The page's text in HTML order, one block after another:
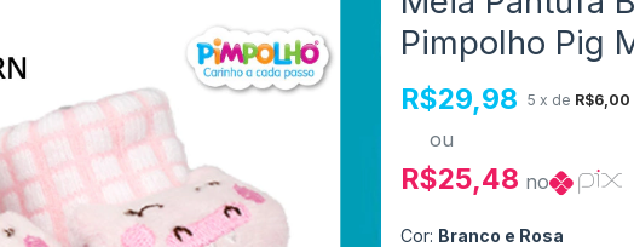
Pimpolho Pig
R$29,98 5 x de R$6,00
ou
R$25,48 no
Cor: Branco e Rosa